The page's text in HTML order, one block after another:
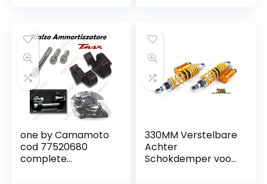
one by Camamoto
cod 77520680
complete
330MM Verstelbare
Achter
Schokdemper voor